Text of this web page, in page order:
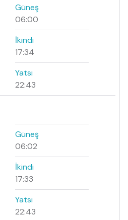
Güneş
06:00
İkindi
17:34
Yatsı
22:43
Güneş
06:02
İkindi
17:33
Yatsı
22:43